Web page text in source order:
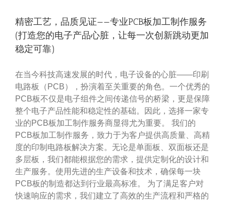
精密工艺，品质见证——专业PCB板加工制作服务
(打造您的电子产品心脏，让每一次创新跳动更加
稳定可靠)
在当今科技高速发展的时代，电子设备的心脏——印刷
电路板（PCB），扮演着至关重要的角色。一个优秀的
PCB板不仅是电子组件之间传递信号的桥梁，更是保障
整个电子产品性能和稳定性的基础。因此，选择一家专
业的PCB板加工制作服务商显得尤为重要。 我们的
PCB板加工制作服务，致力于为客户提供高质量、高精
度的印制电路板解决方案。无论是单面板、双面板还是
多层板，我们都能根据您的需求，提供定制化的设计和
生产服务。使用先进的生产设备和技术，确保每一块
PCB板的制造都达到行业最高标准。 为了满足客户对
快速响应的需求，我们建立了高效的生产流程和严格的